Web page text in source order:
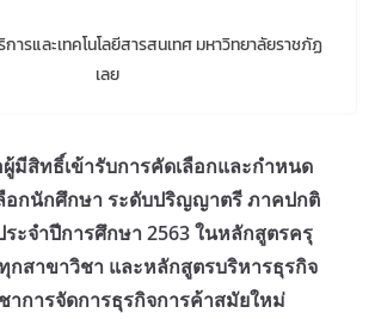
ารและเทคโนโลยีสารสนเทศ มหาวิทยาลัยราชภัฏ
เลย
มีสิทธิ์เข้ารับการคัดเลือกและกำหนด
อกนักศึกษา ระดับปริญญาตรี ภาคปกติ
ระจำปีการศึกษา 2563 ในหลักสูตรครุ
สาขาวิชา และหลักสูตรบริหารธุรกิจ
การจัดการธุรกิจการค้าสมัยใหม่